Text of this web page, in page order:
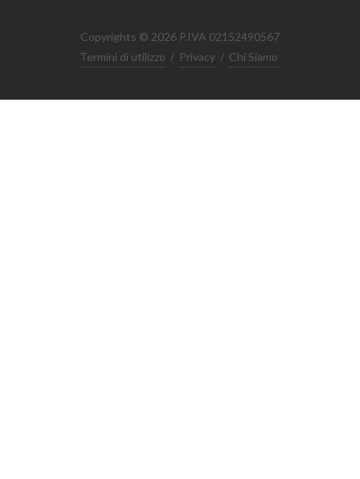
Copyrights © 2026 P.IVA 02152490567
Termini di utilizzo / Privacy / Chi Siamo